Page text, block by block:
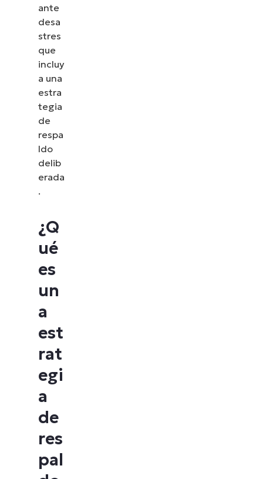
ante
desa
stres
que
incluy
a una
estra
tegia
de
respa
ldo
delib
erada
.
¿Q
ué
es
un
a
est
rat
egi
a
de
res
pal